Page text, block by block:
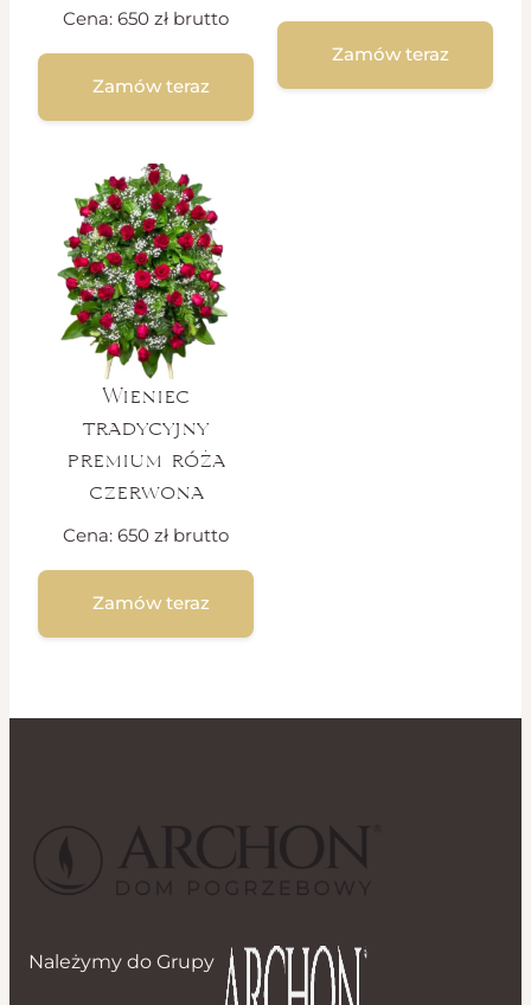
Cena: 650 zł brutto
Zamów teraz
Zamów teraz
Wieniec
tradycyjny
premium róża
czerwona
Cena: 650 zł brutto
Zamów teraz
Należymy do Grupy